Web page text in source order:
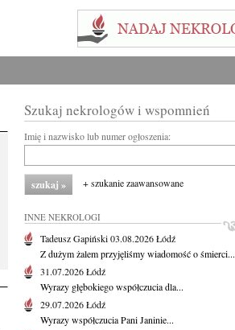
Szukaj nekrologów i wspomnień
Imię i nazwisko lub numer ogłoszenia:
+ szukanie zaawansowane
INNE NEKROLOGI
Tadeusz Gapiński03.08.2026Łódź
Z dużym żalem przyjęliśmy wiadomość o śmierci...
31.07.2026Łódź
Wyrazy głębokiego współczucia dla...
29.07.2026Łódź
Wyrazy współczucia Pani Janinie...